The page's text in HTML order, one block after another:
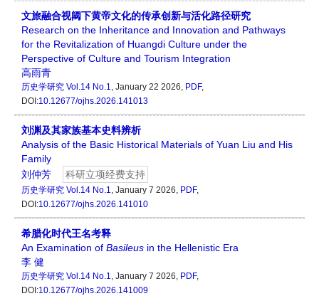
文旅融合视阈下黄帝文化的传承创新与活化路径研究
Research on the Inheritance and Innovation and Pathways
for the Revitalization of Huangdi Culture under the
Perspective of Culture and Tourism Integration
高雨青
历史学研究 Vol.14 No.1, January 22 2026, PDF,
DOI:10.12677/ojhs.2026.141013
刘渊及其家族基本史料辨析
Analysis of the Basic Historical Materials of Yuan Liu and His
Family
刘仲芳
科研立项经费支持
历史学研究 Vol.14 No.1, January 7 2026, PDF,
DOI:10.12677/ojhs.2026.141010
希腊化时代王名考释
An Examination of Basileus in the Hellenistic Era
李 健
历史学研究 Vol.14 No.1, January 7 2026, PDF,
DOI:10.12677/ojhs.2026.141009